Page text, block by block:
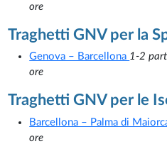
ore
Traghetti GNV per la
Genova – Barcellona 1-2
ore
Traghetti GNV per le
Barcellona – Palma di
ore